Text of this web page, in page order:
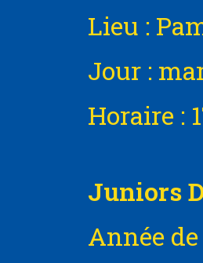
Lieu :
Jour :
Horaire :
Juniors
Année